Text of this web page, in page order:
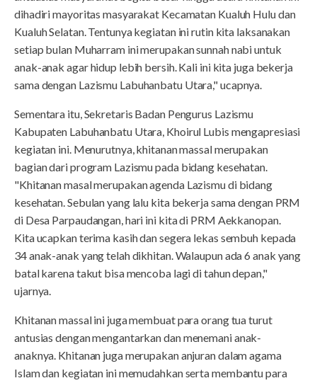
dihadiri mayoritas masyarakat Kecamatan Kualuh Hulu dan
Kualuh Selatan. Tentunya kegiatan ini rutin kita laksanakan
setiap bulan Muharram ini merupakan sunnah nabi untuk
anak-anak agar hidup lebih bersih. Kali ini kita juga bekerja
sama dengan Lazismu Labuhanbatu Utara," ucapnya.
Sementara itu, Sekretaris Badan Pengurus Lazismu
Kabupaten Labuhanbatu Utara, Khoirul Lubis mengapresiasi
kegiatan ini. Menurutnya, khitanan massal merupakan
bagian dari program Lazismu pada bidang kesehatan.
"Khitanan masal merupakan agenda Lazismu di bidang
kesehatan. Sebulan yang lalu kita bekerja sama dengan PRM
di Desa Parpaudangan, hari ini kita di PRM Aekkanopan.
Kita ucapkan terima kasih dan segera lekas sembuh kepada
34 anak-anak yang telah dikhitan. Walaupun ada 6 anak yang
batal karena takut bisa mencoba lagi di tahun depan,"
ujarnya.
Khitanan massal ini juga membuat para orang tua turut
antusias dengan mengantarkan dan menemani anak-
anaknya. Khitanan juga merupakan anjuran dalam agama
Islam dan kegiatan ini memudahkan serta membantu para